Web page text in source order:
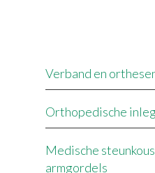
Verband en
Orthopedische
Medische
armgordels